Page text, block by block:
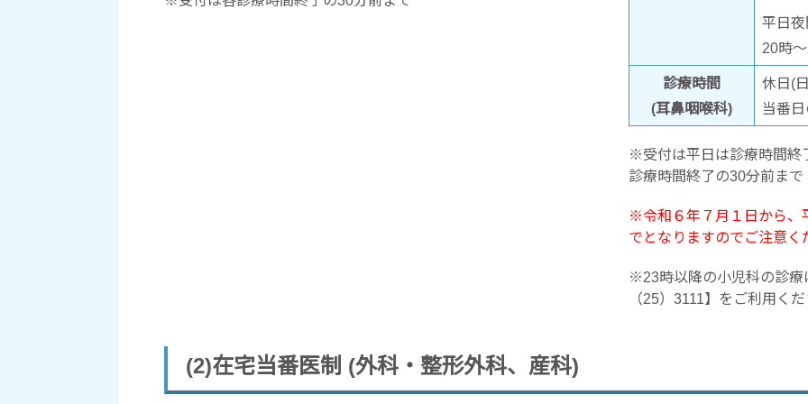
平日夜
20時
診療時間
(耳鼻咽喉科)
休日(
当番
※受付は平日は診療時間終
診療時間終了の30分前まで
※令和６年７月１日から、
でとなりますのでご注意く
※23時以降の小児科の診療
（25）3111】をご利用く
(2)在宅当番医制 (外科・整形外科、産科)